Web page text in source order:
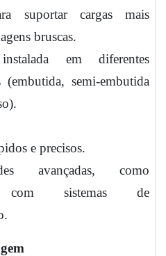
suportar cargas mais
bruscas.
em diferentes
(embutida, semi-embutida
e precisos.
avançadas, como
com sistemas de